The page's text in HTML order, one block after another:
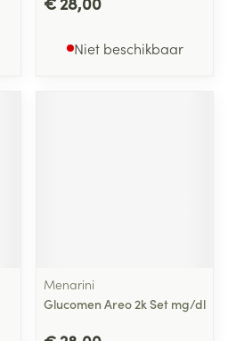
Niet beschikbaar
Menarini
Glucomen Areo 2k Set mg/dl